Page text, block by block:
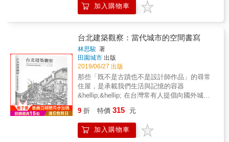
主任 楊忠一 國立台灣大學社會工作學系系主
任 楊培珊 大葉大學會計資訊學系副教授 廖
文章 台北科技大學建築系教授蔡淑瑩 社團法人
建築物？如何體驗建築空間和象徵意義？建築
物如何發揮功能？如何回應人類活動的人體工
學？如何回應兒童、老年人及行動不便、視力
或聽力受損的人？如何回應特殊的地區文化？
如何回應當地和國際的建築文化？ 技術：建築
構造中的關鍵方面與(或)原則是什麼？建築結構
如何與整個建築物相關？細節如何與整體相
關？選擇的材料是什麼以及為什麼選擇這些材
料？建築階段如何與建築計畫相關？ 在電腦科
技進步神速的當代，各種技術如數位設計和資
料分析等等，已成為建築領域不可或缺的工
具。然而，有些老師和學生逐漸厭倦螢幕上精
準的高解析度繪圖，轉而運用電腦出現之前的
傳統工具－鉛筆、白紙和雙手，來繪製建築設
計草圖。他們希望用心，而不是用電腦，來理
紅色的紅磨坊等等的世界各地名勝，與建築結
顏色，相信大家也都親眼見過五彩繽紛的建
築。本書透過一幀幀照片，介紹各色絕美建
築，分享建築與色彩間的絕妙交互作用。從各
文明以及不同時代，選出具代表性的建築，配
上一旁關於建築背景的輕解說，是本能夠幫助
理解建築與色彩的實用鑑賞書！ 書中點出建築
背後的各色故事： ★聖‧克里斯特博馬廄是名牌
精品的取景地，其鮮明搶眼的粉紅色其實是墨
西哥的專屬色彩！ ★建築樣式向聖索菲亞大教
藍色是來自伊茲尼克瓷磚！ ★屋頂貓咪雕像象
徵著拉脫維亞人執拗個性的貓之屋，外牆的黃
加入購物車
台北建築觀察：當代城市的空間書寫
林思駿 著
田園城市 出版
2019/06/27 出版
那些「既不是古蹟也不是設計師作品」的尋常
住屋，是承載我們生活與記憶的容器
&hellip;&hellip; 在台灣常有人提倡向國外城市
「美學」到底是誰（定義）的美學？只有巴
黎、倫敦那種西洋古典的美才可稱作美？紐約
現代化高樓的群體樣貌稱作美？還是一定要高
9 折 特價 315 元
加入購物車